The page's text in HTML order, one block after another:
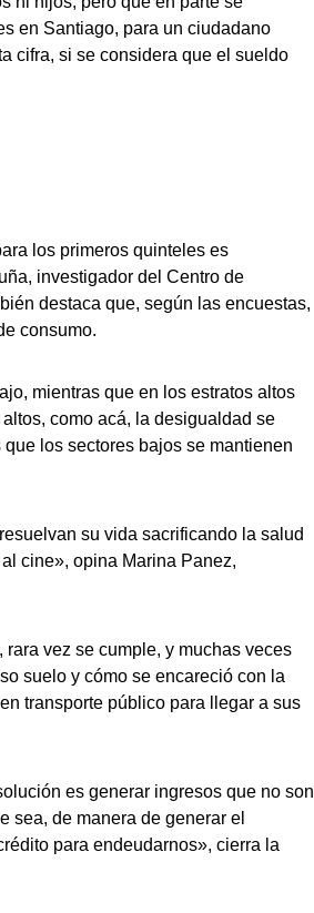
en Santiago, para un ciudadano
cifra, si se considera que el sueldo
los primeros quinteles es
investigador del Centro de
destaca que, según las encuestas,
consumo.
mientras que en los estratos altos
como acá, la desigualdad se
los sectores bajos se mantienen
su vida sacrificando la salud
cine», opina Marina Panez,
vez se cumple, y muchas veces
suelo y cómo se encareció con la
transporte público para llegar a sus
es generar ingresos que no son
sea, de manera de generar el
para endeudarnos», cierra la